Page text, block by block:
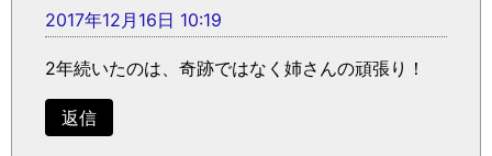
2017年12月16日 10:19
2年続いたのは、奇跡ではなく姉さんの頑張り！
返信